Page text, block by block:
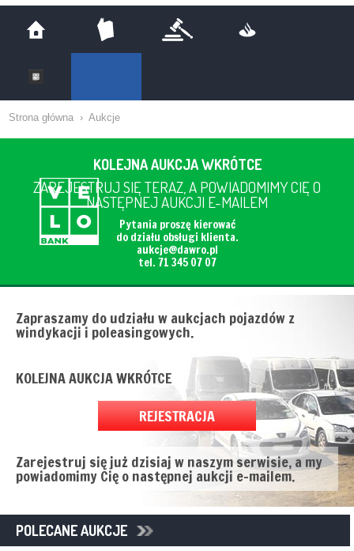
Strona główna › Aukcje
KOLEJNA AUKCJA WKRÓTCE
ZAREJESTRUJ SIĘ TERAZ, A POWIADOMIMY CIĘ O
NASTĘPNEJ AUKCJI E-MAILEM
Pytania proszę kierować
do działu obsługi klienta.
aukcje@dawro.pl
tel. 71 345 07 07
Zapraszamy do udziału w aukcjach pojazdów z
windykacji i poleasingowych.
KOLEJNA AUKCJA WKRÓTCE
REJESTRACJA
Zarejestruj się już dzisiaj w naszym serwisie, a my
powiadomimy Cię o następnej aukcji e-mailem.
POLECANE AUKCJE